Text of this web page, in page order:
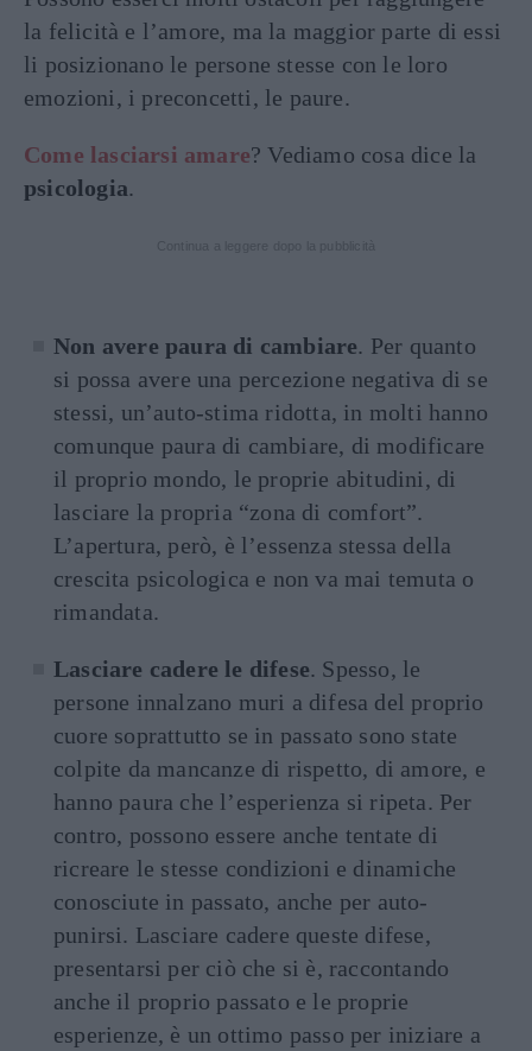
la felicità e l’amore, ma la maggior parte di essi
li posizionano le persone stesse con le loro
emozioni, i preconcetti, le paure.
Come lasciarsi amare? Vediamo cosa dice la
psicologia.
Non avere paura di cambiare. Per quanto
si possa avere una percezione negativa di se
stessi, un’auto-stima ridotta, in molti hanno
comunque paura di cambiare, di modificare
il proprio mondo, le proprie abitudini, di
lasciare la propria “zona di comfort”.
L’apertura, però, è l’essenza stessa della
crescita psicologica e non va mai temuta o
rimandata.
Lasciare cadere le difese. Spesso, le
persone innalzano muri a difesa del proprio
cuore soprattutto se in passato sono state
colpite da mancanze di rispetto, di amore, e
hanno paura che l’esperienza si ripeta. Per
contro, possono essere anche tentate di
ricreare le stesse condizioni e dinamiche
conosciute in passato, anche per auto-
punirsi. Lasciare cadere queste difese,
presentarsi per ciò che si è, raccontando
anche il proprio passato e le proprie
esperienze, è un ottimo passo per iniziare a